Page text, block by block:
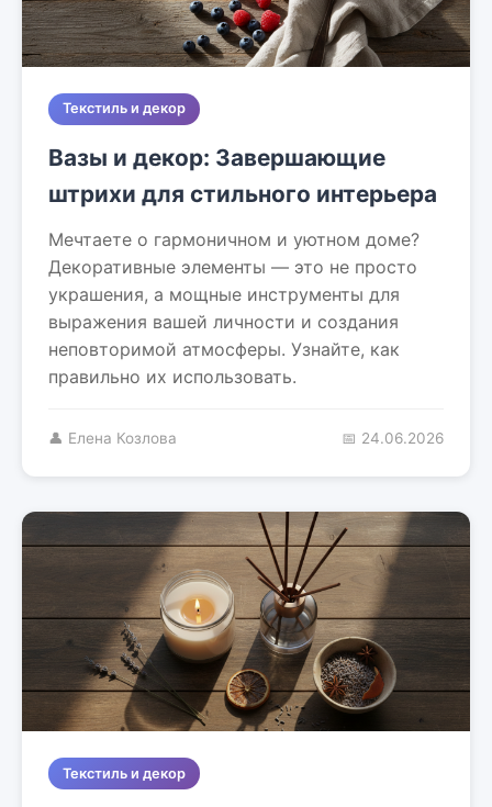
Текстиль и декор
Вазы и декор: Завершающие
штрихи для стильного интерьера
Мечтаете о гармоничном и уютном доме?
Декоративные элементы — это не просто
украшения, а мощные инструменты для
выражения вашей личности и создания
неповторимой атмосферы. Узнайте, как
правильно их использовать.
👤 Елена Козлова 📅 24.06.2026
Текстиль и декор